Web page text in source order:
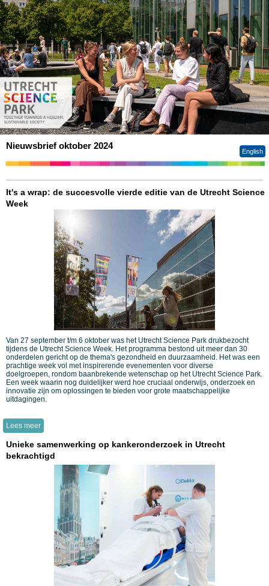
Nieuwsbrief oktober 2024
English
It's a wrap: de succesvolle vierde editie van de Utrecht Science
Week
Van 27 september t/m 6 oktober was het Utrecht Science Park drukbezocht
tijdens de Utrecht Science Week. Het programma bestond uit meer dan 30
onderdelen gericht op de thema's gezondheid en duurzaamheid. Het was een
prachtige week vol met inspirerende evenementen voor diverse
doelgroepen, rondom baanbrekende wetenschap op het Utrecht Science Park.
Een week waarin nog duidelijker werd hoe cruciaal onderwijs, onderzoek en
innovatie zijn om oplossingen te bieden voor grote maatschappelijke
uitdagingen.
Lees meer
Unieke samenwerking op kankeronderzoek in Utrecht
bekrachtigd